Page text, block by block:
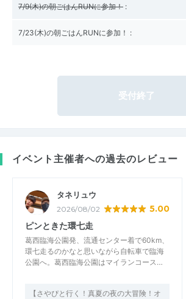
7/9(木)の朝ごはんRUNに参加！ :
7/23(木)の朝ごはんRUNに参加！ :
受付終了
イベント主催者への過去のレビュー
タネリュウ
2026/08/02 5.00
ピンときた環七走
葛西臨海公園発、流通センター着で60km、
環七走るのかなと思いながら自転車で臨海
公園へ。葛西臨海公園はマイランコース…
【さやぴと行く！真夏の夜の大冒険！オ